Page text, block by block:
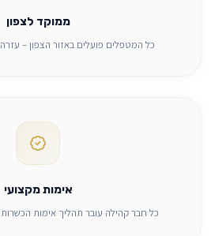
ממוקד לצפון
כל המטפלים פועלים באזור הצפון –
אימות מקצועי
כל חבר קהילה עובר תהליך אימות